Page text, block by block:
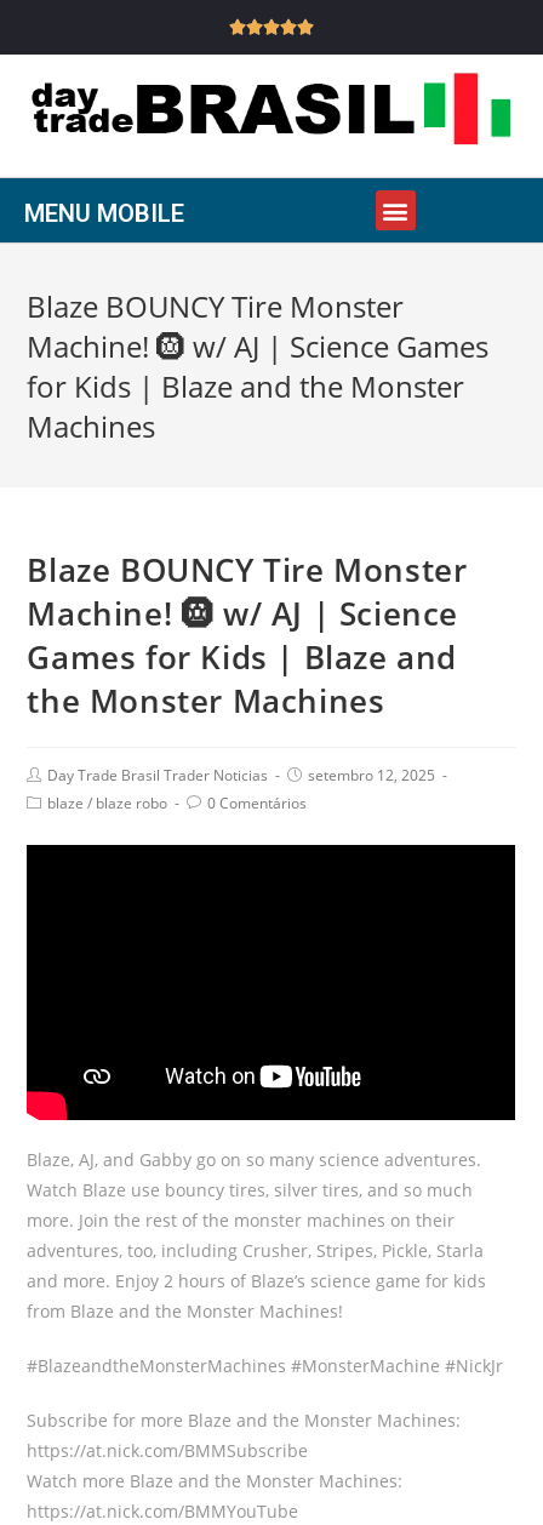

MENU MOBILE
Blaze BOUNCY Tire Monster
Machine! 🛞 w/ AJ | Science Games
for Kids | Blaze and the Monster
Machines
Blaze BOUNCY Tire Monster
Machine! 🛞 w/ AJ | Science
Games for Kids | Blaze and
the Monster Machines
Day Trade Brasil Trader Noticias
setembro 12, 2025
blaze / blaze robo 0 Comentários
Blaze, AJ, and Gabby go on so many science adventures.
Watch Blaze use bouncy tires, silver tires, and so much
more. Join the rest of the monster machines on their
adventures, too, including Crusher, Stripes, Pickle, Starla
and more. Enjoy 2 hours of Blaze’s science game for kids
from Blaze and the Monster Machines!
#BlazeandtheMonsterMachines #MonsterMachine #NickJr
Subscribe for more Blaze and the Monster Machines:
https://at.nick.com/BMMSubscribe
Watch more Blaze and the Monster Machines:
https://at.nick.com/BMMYouTube